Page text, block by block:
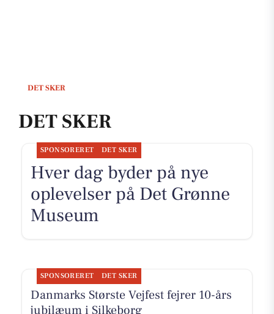
DET SKER
DET SKER
SPONSORERET DET SKER
Hver dag byder på nye
oplevelser på Det Grønne
Museum
SPONSORERET DET SKER
Danmarks Største Vejfest fejrer 10-års
jubilæum i Silkeborg